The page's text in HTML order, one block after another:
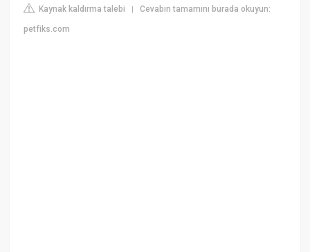
Kaynak kaldırma talebi |Cevabın tamamını burada okuyun:
petfiks.com